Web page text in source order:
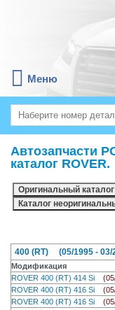
Меню
Автозапчасти
каталог ROVER.
400 (RT) (05/1995 - 03/
Модификация
ROVER 400 (RT) 414 Si
ROVER 400 (RT) 416 Si
ROVER 400 (RT) 416 Si